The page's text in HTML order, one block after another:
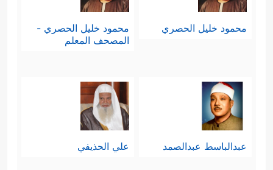
محمود خليل الحصري
محمود خليل الحصري -
المصحف المعلم
عبدالباسط عبدالصمد علي الحذيفي